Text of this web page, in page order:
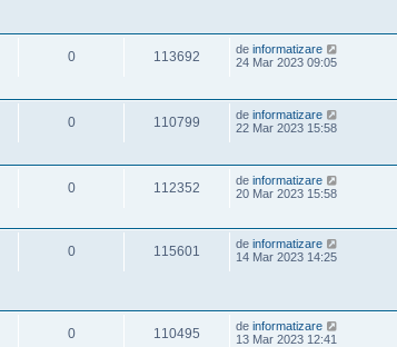
0 113692 de informatizare
24 Mar 2023 09:05
0 110799 de informatizare
22 Mar 2023 15:58
0 112352 de informatizare
20 Mar 2023 15:58
0 115601 de informatizare
14 Mar 2023 14:25
0 110495 de informatizare
13 Mar 2023 12:41